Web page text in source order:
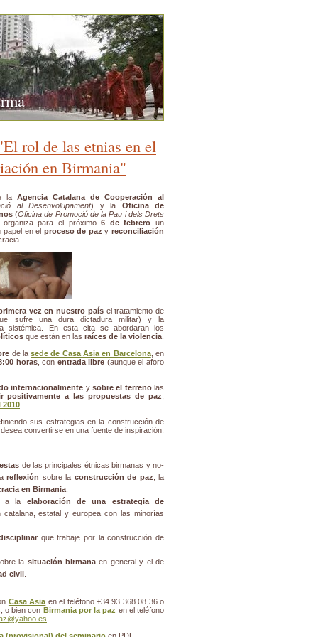
rol de las etnias en el
en Birmania"
laAgencia Catalana de Cooperación al
al Desenvolupament) y la Oficina de
(Oficina de Promoció de la Pau i dels Drets
, organiza para el próximo6 de febrero un
papel en el proceso de paz yreconciliación
vez en nuestro paísel tratamiento de
sufre una dura dictadura militar) y la
sistémica. En esta cita se abordaran los
que están en las raíces de la violencia
de lasede de Casa Asia en Barcelona, en
horas, con entrada libre (aunque el aforo
internacionalmente ysobre el terrenolas
positivamente a las propuestas de paz
2010
sus estrategias en la construcción de
convertirse en una fuente de inspiración.
de las principales étnicas birmanas y no-
reflexión sobre la construcción de paz , la
en Birmania
a la elaboración de una estrategia de
catalana, estatal y europea con las minorías
que trabaje por la construcción de
la situación birmana en general y el de
civil
Casa Asia en el teléfono +34 93 368 08 36 o
; o bien con Birmania por la paz en el teléfono
(provisional) del seminario en PDF.